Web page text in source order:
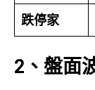
跌停家
2、盤面